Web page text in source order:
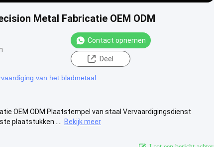
Metal Fabricatie OEM ODM
Contact opnemen
Deel
van het bladmetaal
OEM ODM Plaatstempel van staal Vervaardigingsdienst
plaatstukken ....
Bekijk meer